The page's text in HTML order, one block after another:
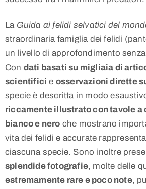
La Guida ai felidi selvatici del
straordinaria famiglia dei felidi
un livello di approfondimento
Con dati basati su migliaia di
scientifici e osservazioni dirette
specie è descritta in modo
riccamente illustrato con tavole a
bianco e nero che mostrano
vita dei felidi e accurate
ciascuna specie. Sono inoltre
splendide fotografie, molte delle
estremamente rare e poco note,